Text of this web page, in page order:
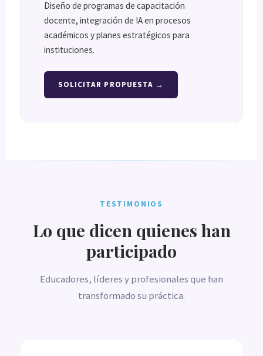
Diseño de programas de capacitación
docente, integración de IA en procesos
académicos y planes estratégicos para
instituciones.
SOLICITAR PROPUESTA →
TESTIMONIOS
Lo que dicen quienes han
participado
Educadores, líderes y profesionales que han
transformado su práctica.